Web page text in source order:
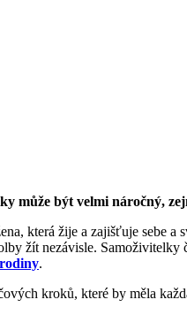
může být velmi náročný,
která žije a zajišťuje sebe
žít nezávisle. Samoživitelky
.
kroků, které by měla